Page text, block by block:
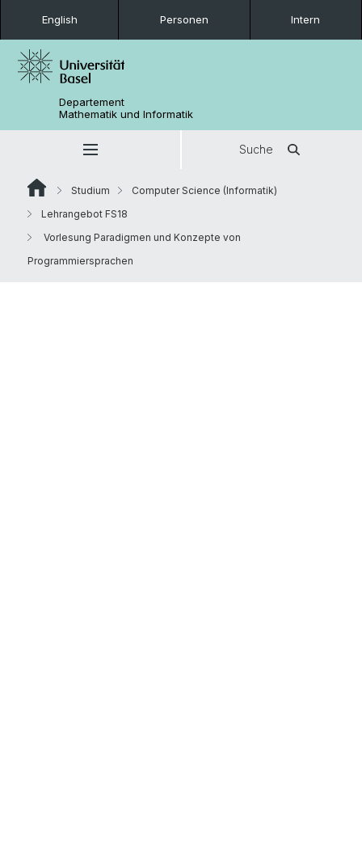
English Personen Intern
Departement
Mathematik und Informatik
Suche
Studium
Computer Science (Informatik)
Lehrangebot FS18
Vorlesung Paradigmen und Konzepte von
Programmiersprachen